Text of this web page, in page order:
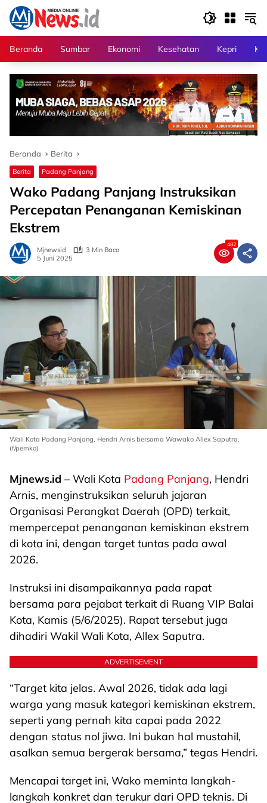
Langsung
konten
Beranda
Sumbar Ekonomi Kesehatan Kepri
Beranda Berita
Berita Padang Panjang
Wako Padang Panjang Instruksikan
Percepatan Penanganan Kemiskinan
Ekstrem
Mjnewsid
3 Min Baca
5 Juni 2025
482
Wali Kota Padang Panjang, Hendri Arnis bersama Wawako Allex Saputra.
(f/pemko)
Mjnews.id – Wali Kota Padang Panjang, Hendri
Arnis, menginstruksikan seluruh jajaran
Organisasi Perangkat Daerah (OPD) terkait,
mempercepat penanganan kemiskinan ekstrem
di kota ini, dengan target tuntas pada awal
2026.
Instruksi ini disampaikannya pada rapat
bersama para pejabat terkait di Ruang VIP Balai
Kota, Kamis (5/6/2025). Rapat tersebut juga
dihadiri Wakil Wali Kota, Allex Saputra.
ADVERTISEMENT
“Target kita jelas. Awal 2026, tidak ada lagi
warga yang masuk kategori kemiskinan ekstrem,
seperti yang pernah kita capai pada 2022
dengan status nol jiwa. Ini bukan hal mustahil,
asalkan semua bergerak bersama,” tegas Hendri.
Mencapai target ini, Wako meminta langkah-
langkah konkret dan terukur dari OPD teknis. Di